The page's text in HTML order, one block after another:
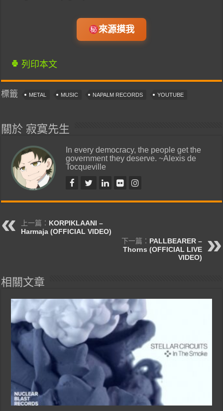
來源摸我
列印本文
標籤 METAL MUSIC NAPALM RECORDS YOUTUBE
關於 寂寞先生
In every democracy, the people get the
government they deserve. ~Alexis de
Tocqueville
上一篇： KORPIKLAANI –
Harmaja (OFFICIAL VIDEO)
下一篇： PALLBEARER –
Thorns (OFFICIAL LIVE
VIDEO)
相關文章